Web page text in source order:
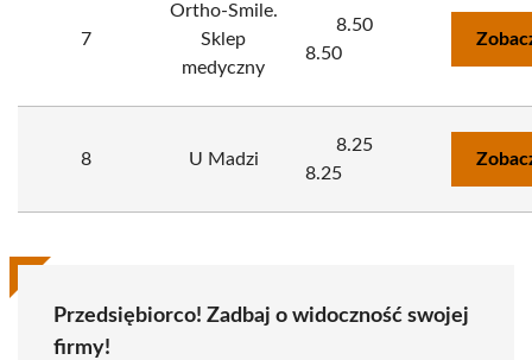
7
Ortho-Smile.
Sklep
medyczny
8.50
8.50
8 U Madzi
8.25
8.25
Przedsiębiorco! Zadbaj o widoczność swojej
firmy!